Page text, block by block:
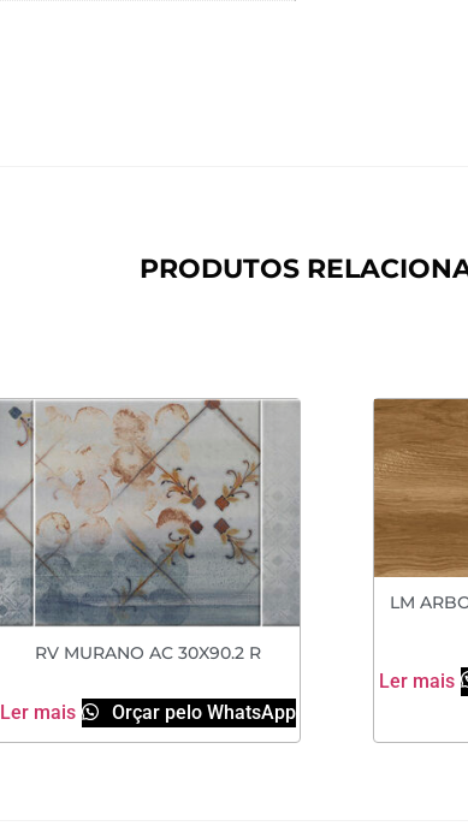
PRODUTOS
RV MURANO AC 30X90.2 R
Ler mais Orçar pelo WhatsApp
LM
Ler mais